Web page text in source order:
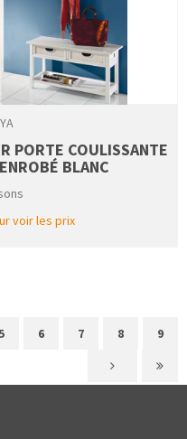
PORTE COULISSANTE
BLANC
voir les prix
6 7 8 9